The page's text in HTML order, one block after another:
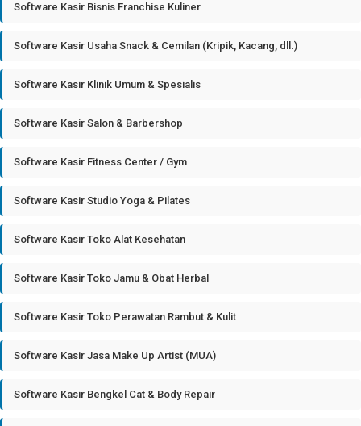
Software Kasir Bisnis Franchise Kuliner
Software Kasir Usaha Snack & Cemilan (Kripik, Kacang, dll.)
Software Kasir Klinik Umum & Spesialis
Software Kasir Salon & Barbershop
Software Kasir Fitness Center / Gym
Software Kasir Studio Yoga & Pilates
Software Kasir Toko Alat Kesehatan
Software Kasir Toko Jamu & Obat Herbal
Software Kasir Toko Perawatan Rambut & Kulit
Software Kasir Jasa Make Up Artist (MUA)
Software Kasir Bengkel Cat & Body Repair